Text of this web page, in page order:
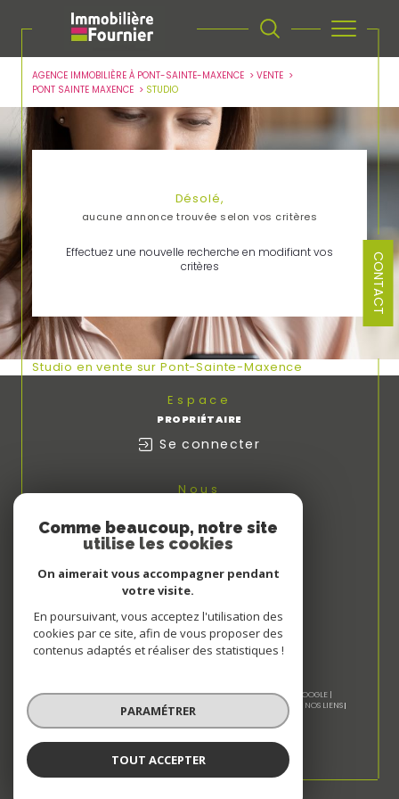
CONTACT
AGENCE IMMOBILIÈRE À PONT-SAINTE-MAXENCE
VENTE
PONT SAINTE MAXENCE
STUDIO
Désolé,
aucune annonce trouvée selon vos critères
Effectuez une nouvelle recherche en modifiant vos
critères
Studio en vente sur Pont-Sainte-Maxence
Espace
PROPRIÉTAIRE
Se connecter
Nous
© 2026 | TOUS DROITS RÉSERVÉS | TRADUCTION POWERED BY GOOGLE |
NOS HONORAIRES
PLAN DU SITE MENTIONS LÉGALES ADMIN
NOS LIENS
POLITIQUE RGPD
Comme beaucoup, notre site
utilise les cookies
On aimerait vous accompagner pendant
votre visite.
En poursuivant, vous acceptez l'utilisation des
cookies par ce site, afin de vous proposer des
contenus adaptés et réaliser des statistiques !
PARAMÉTRER
TOUT ACCEPTER